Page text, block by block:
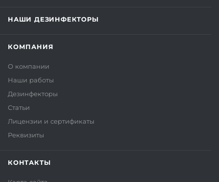
НАШИ ДЕЗИНФЕКТОРЫ
КОМПАНИЯ
О компании
Наши работы
Дезинфекторы
Статьи
Лицензии и сертификаты
Реквизиты
КОНТАКТЫ